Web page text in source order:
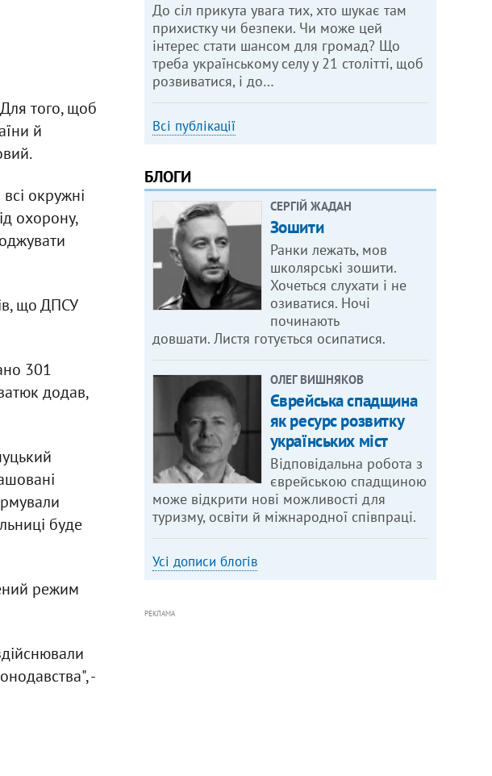
того, щоб
й
окружні
охорону,
що ДПСУ
301
додав,
буде
режим
-
До сіл прикута увага тих, хто шукає там
прихистку чи безпеки. Чи може цей
інтерес стати шансом для громад? Що
треба українському селу у 21 столітті, щоб
розвиватися, і до…
Всі публікації
БЛОГИ
СЕРГІЙ ЖАДАН
Зошити
Ранки лежать, мов
школярські зошити.
Хочеться слухати і не
озиватися. Ночі
починають
довшати. Листя готується осипатися.
ОЛЕГ ВИШНЯКОВ
Єврейська спадщина
як ресурс розвитку
українських міст
Відповідальна робота з
єврейською спадщиною
може відкрити нові можливості для
туризму, освіти й міжнародної співпраці.
Усі дописи блогів
РЕКЛАМА